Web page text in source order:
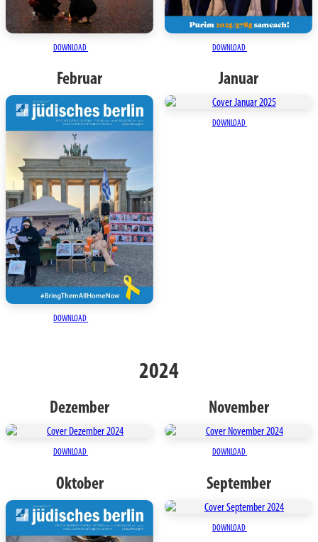
DOWNLOAD DOWNLOAD
Februar
DOWNLOAD
Januar
DOWNLOAD
2024
Dezember
DOWNLOAD
November
DOWNLOAD
Oktober September
DOWNLOAD